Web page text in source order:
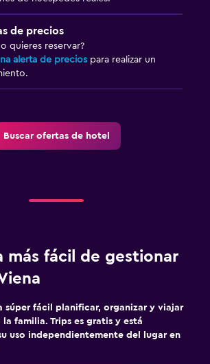
de precios
quieres reservar?
alerta de precios para realizar un
Buscar ofertas de hotel
más fácil de gestionar
súper fácil planificar, organizar y viajar
familia. Trips es gratis y está
uso independientemente del lugar en